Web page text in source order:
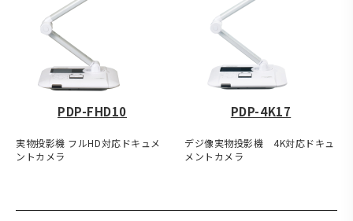
PDP-FHD10
実物投影機 フルHD対応ドキュメ
ントカメラ
PDP-4K17
デジ像実物投影機 4K対応ドキュ
メントカメラ